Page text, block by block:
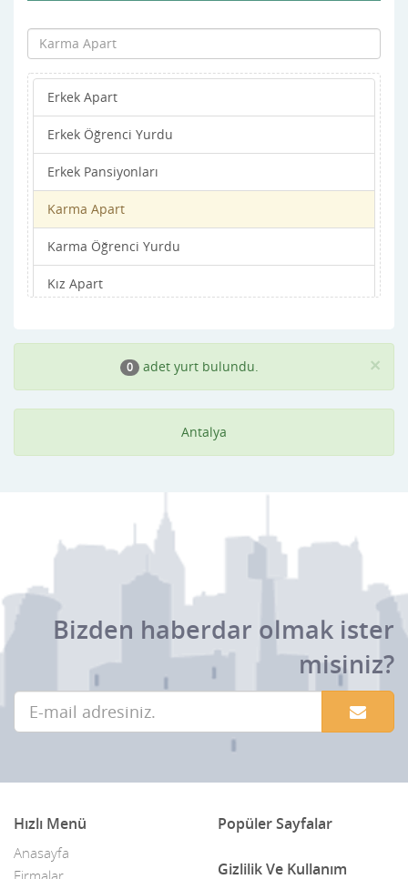
Çallı
Dedeman
Değirmenönü
Demre
Dokuma
Döşemealtı
Elmalı
Finike
Kale
Kas
Kemer
Konyaaltı
Korkuteli
Lara
Erkek Apart
Erkek Öğrenci Yurdu
Erkek Pansiyonları
Karma Apart
Karma Öğrenci Yurdu
Kız Apart
Kız Pansiyonları ×
0 adet yurt bulundu.
Antalya
Bizden haberdar olmak ister
misiniz?
Hızlı Menü
Anasayfa
Popüler Sayfalar
Gizlilik Ve Kullanım